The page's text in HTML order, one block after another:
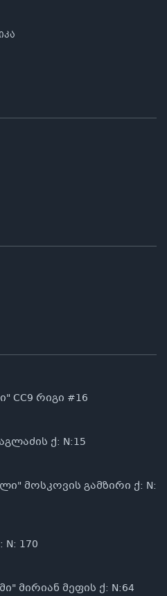
რიგი #16
ქ: N:15
მოსკოვის გამზირი ქ: N:
170
მირიან მეფის ქ: N:64